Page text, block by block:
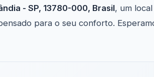
- SP, 13780-000, Brasil, um local
para o seu conforto.